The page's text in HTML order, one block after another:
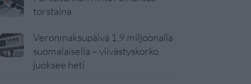
torstaina
Veronmaksupäivä 1,9 miljoonalla
suomalaisella – viivästyskorko
juoksee heti